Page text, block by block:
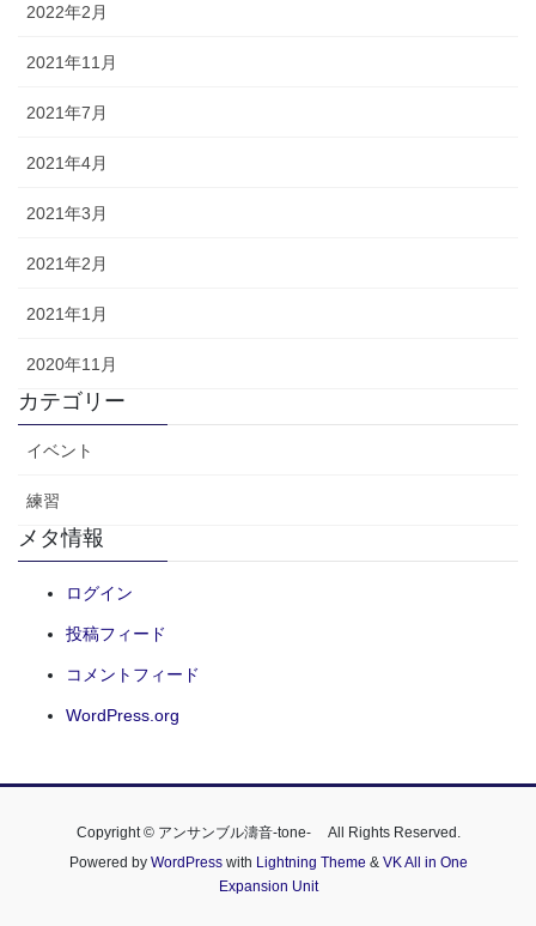
2022年2月
2021年11月
2021年7月
2021年4月
2021年3月
2021年2月
2021年1月
2020年11月
カテゴリー
イベント
練習
メタ情報
ログイン
投稿フィード
コメントフィード
WordPress.org
Copyright © アンサンブル濤音-tone- All Rights Reserved.
Powered by WordPresswith Lightning Theme & VK All in One
Expansion Unit